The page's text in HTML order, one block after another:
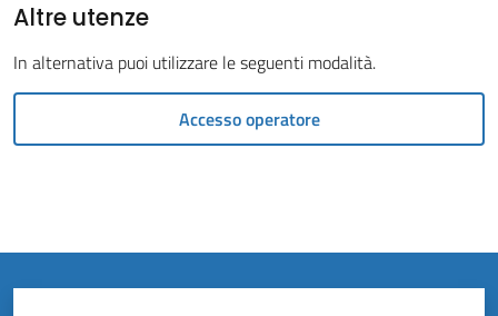
Amministrazione
Trasparente
gli
Altre utenze
In alternativa puoi utilizzare le seguenti modalità.
Accesso operatore